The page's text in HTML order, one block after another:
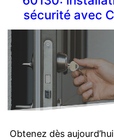
sécurité avec
Obtenez dès